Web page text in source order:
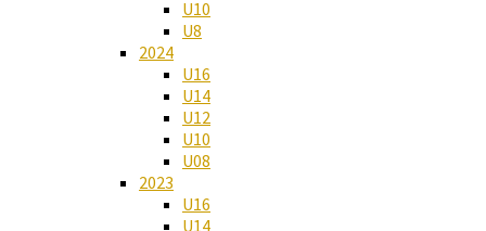
U10
U8
2024
U16
U14
U12
U10
U08
2023
U16
U14